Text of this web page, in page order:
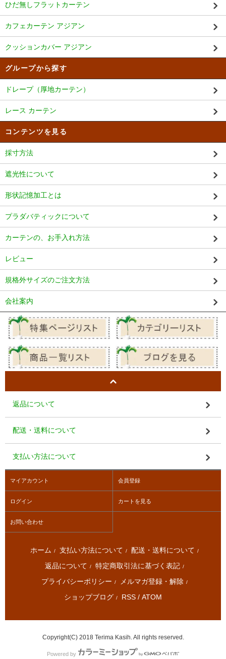
ひだ無しフラットカーテン
カフェカーテン アジアン
クッションカバー アジアン
グループから探す
ドレープ（厚地カーテン）
レース カーテン
コンテンツを見る
採寸方法
遮光性について
形状記憶加工とは
プラダバティックについて
カーテンの、お手入れ方法
レビュー
規格外サイズのご注文方法
会社案内
返品について
配送・送料について
支払い方法について
マイアカウント 会員登録
ログイン カートを見る
お問い合わせ
ホーム / 支払い方法について / 配送・送料について /
返品について / 特定商取引法に基づく表記 /
プライバシーポリシー / メルマガ登録・解除 /
ショップブログ / RSS / ATOM
Copyright(C) 2018 Terima Kasih. All rights reserved.
Powered by